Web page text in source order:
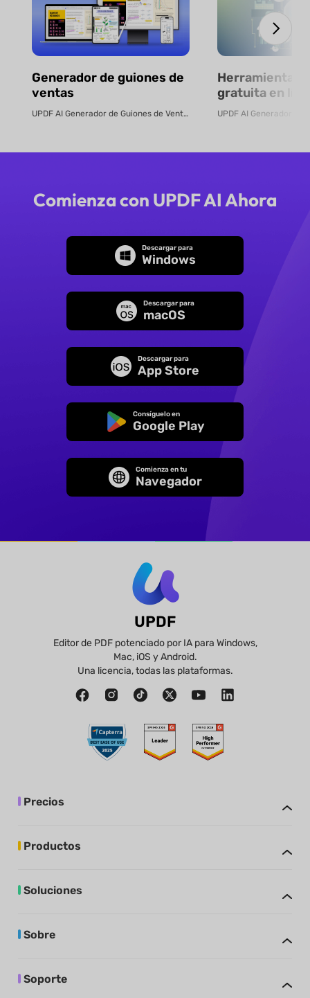
Generador de guiones de
ventas
UPDF AI Generador de Guiones de Venta UPDF AI convierte PDFs o descripcion...
Herramienta
gratuita en
elaborar
Comienza con UPDF AI Ahora
Descargar para
Windows
Descargar para
macOS
Descargar para
App Store
Consíguelo en
Google Play
Comienza en tu
Navegador
UPDF
Editor de PDF potenciado por IA para Windows,
Mac, iOS y Android.
Una licencia, todas las plataformas.
Precios
Productos
Soluciones
Sobre
Soporte